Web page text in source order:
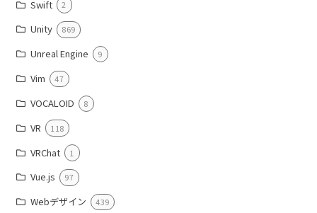
Swift 2
Unity 869
Unreal Engine 9
Vim 47
VOCALOID 8
VR 118
VRChat 1
Vue.js 97
Webデザイン 439